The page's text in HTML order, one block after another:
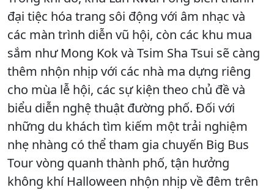
đại tiệc hóa trang sôi động với âm nhạc và
các màn trình diễn vũ hội, còn các khu mua
sắm như Mong Kok và Tsim Sha Tsui sẽ càng
thêm nhộn nhịp với các nhà ma dựng riêng
cho mùa lễ hội, các sự kiện theo chủ đề và
biểu diễn nghệ thuật đường phố. Đối với
những du khách tìm kiếm một trải nghiệm
nhẹ nhàng có thể tham gia chuyến Big Bus
Tour vòng quanh thành phố, tận hưởng
không khí Halloween nhộn nhịp về đêm trên